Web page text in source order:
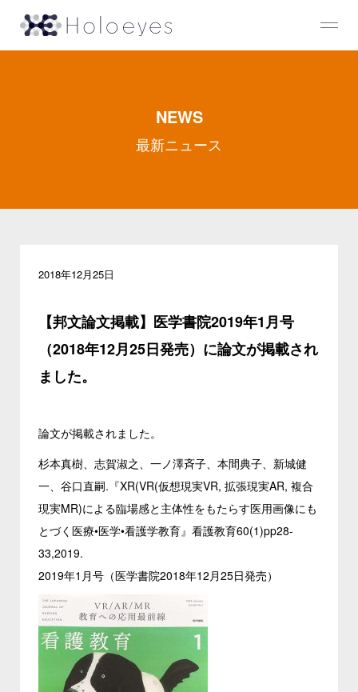
NEWS
最新ニュース
2018年12月25日
【邦文論文掲載】医学書院2019年1月号
（2018年12月25日発売）に論文が掲載され
ました。
論文が掲載されました。
杉本真樹、志賀淑之、一ノ澤斉子、本間典子、新城健
一、谷口直嗣.『XR(VR(仮想現実VR, 拡張現実AR, 複合
現実MR)による臨場感と主体性をもたらす医用画像にも
とづく医療•医学•看護学教育』看護教育60(1)pp28-
33,2019.
2019年1月号（医学書院2018年12月25日発売）